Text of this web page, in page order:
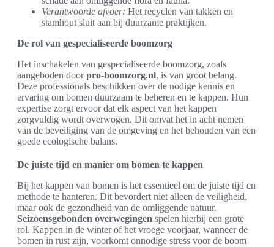
Verantwoorde afvoer: Het recyclen van takken en
stamhout sluit aan bij duurzame praktijken.
De rol van gespecialiseerde boomzorg
Het inschakelen van gespecialiseerde boomzorg, zoals
aangeboden doorpro-boomzorg.nl, is van groot belang.
Deze professionals beschikken over de nodige kennis en
ervaring om bomen duurzaam te beheren en te kappen. Hun
expertise zorgt ervoor dat elk aspect van het kappen
zorgvuldig wordt overwogen. Dit omvat het in acht nemen
van de beveiliging van de omgeving en het behouden van een
goede ecologische balans.
De juiste tijd en manier om bomen te kappen
Bij het kappen van bomen is het essentieel om de juiste tijd en
methode te hanteren. Dit bevordert niet alleen de veiligheid,
maar ook de gezondheid van de omliggende natuur.
Seizoensgebonden overwegingen spelen hierbij een grote
rol. Kappen in de winter of het vroege voorjaar, wanneer de
bomen in rust zijn, voorkomt onnodige stress voor de boom